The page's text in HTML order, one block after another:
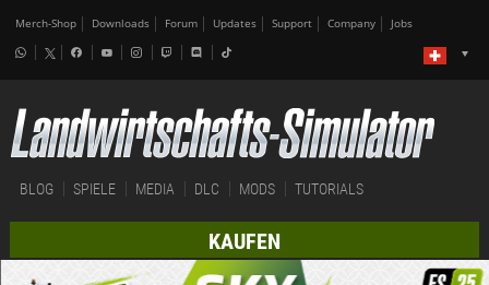
Merch-Shop Downloads Forum Updates Support Company Jobs
BLOG SPIELE MEDIA DLC MODS TUTORIALS
KAUFEN